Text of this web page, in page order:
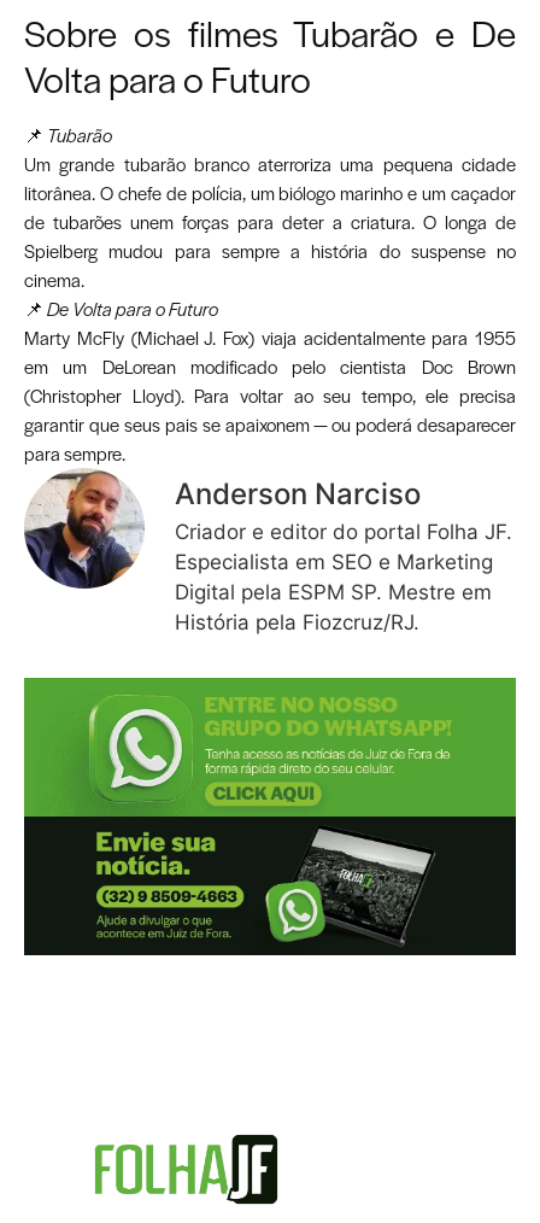
Sobre os filmes Tubarão e De
Volta para o Futuro
📌 Tubarão
Um grande tubarão branco aterroriza uma pequena cidade
litorânea. O chefe de polícia, um biólogo marinho e um caçador
de tubarões unem forças para deter a criatura. O longa de
Spielberg mudou para sempre a história do suspense no
cinema.
📌 De Volta para o Futuro
Marty McFly (Michael J. Fox) viaja acidentalmente para 1955
em um DeLorean modificado pelo cientista Doc Brown
(Christopher Lloyd). Para voltar ao seu tempo, ele precisa
garantir que seus pais se apaixonem — ou poderá desaparecer
para sempre.
Anderson Narciso
Criador e editor do portal Folha JF.
Especialista em SEO e Marketing
Digital pela ESPM SP. Mestre em
História pela Fiozcruz/RJ.